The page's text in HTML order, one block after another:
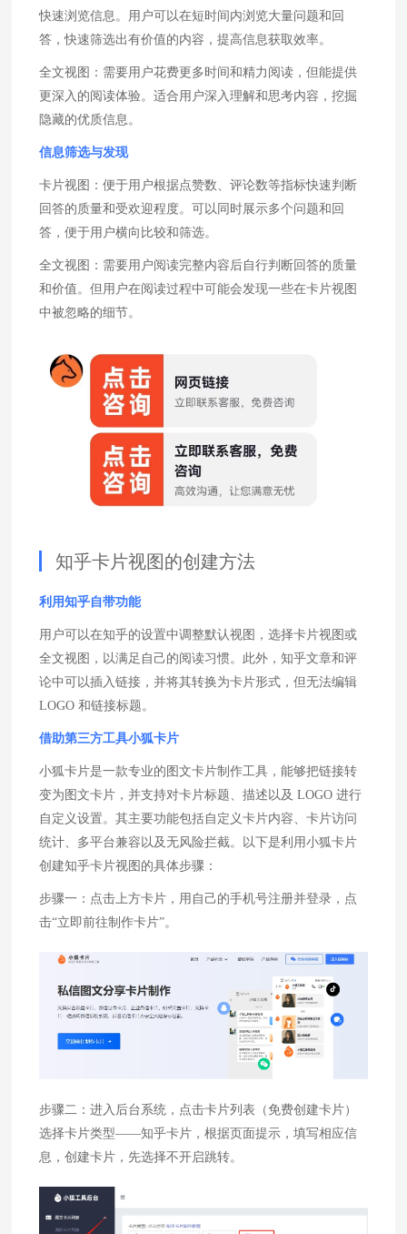
快速浏览信息。用户可以在短时间内浏览大量问题和回
答，快速筛选出有价值的内容，提高信息获取效率。
全文视图：需要用户花费更多时间和精力阅读，但能提供
更深入的阅读体验。适合用户深入理解和思考内容，挖掘
隐藏的优质信息。
信息筛选与发现
卡片视图：便于用户根据点赞数、评论数等指标快速判断
回答的质量和受欢迎程度。可以同时展示多个问题和回
答，便于用户横向比较和筛选。
全文视图：需要用户阅读完整内容后自行判断回答的质量
和价值。但用户在阅读过程中可能会发现一些在卡片视图
中被忽略的细节。
知乎卡片视图的创建方法
利用知乎自带功能
用户可以在知乎的设置中调整默认视图，选择卡片视图或
全文视图，以满足自己的阅读习惯。此外，知乎文章和评
论中可以插入链接，并将其转换为卡片形式，但无法编辑
LOGO 和链接标题。
借助第三方工具小狐卡片
小狐卡片是一款专业的图文卡片制作工具，能够把链接转
变为图文卡片，并支持对卡片标题、描述以及 LOGO 进行
自定义设置。其主要功能包括自定义卡片内容、卡片访问
统计、多平台兼容以及无风险拦截。以下是利用小狐卡片
创建知乎卡片视图的具体步骤：
步骤一：点击上方卡片，用自己的手机号注册并登录，点
击“立即前往制作卡片”。
步骤二：进入后台系统，点击卡片列表（免费创建卡片）
选择卡片类型——知乎卡片，根据页面提示，填写相应信
息，创建卡片，先选择不开启跳转。